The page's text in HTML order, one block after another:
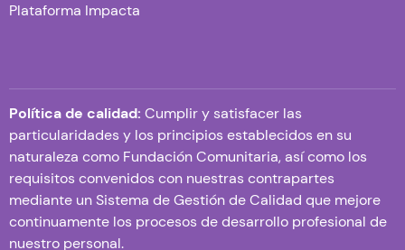
Plataforma Impacta
Política de calidad: Cumplir y satisfacer las
particularidades y los principios establecidos en su
naturaleza como Fundación Comunitaria, así como los
requisitos convenidos con nuestras contrapartes
mediante un Sistema de Gestión de Calidad que mejore
continuamente los procesos de desarrollo profesional de
nuestro personal.